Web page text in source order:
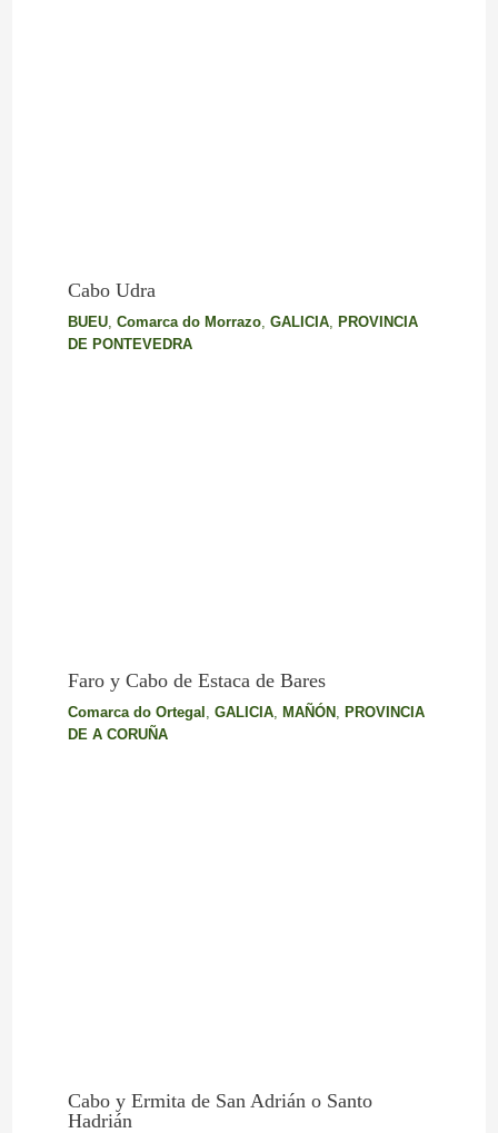
Cabo Udra
BUEU, Comarca do Morrazo, GALICIA, PROVINCIA
DE PONTEVEDRA
Faro y Cabo de Estaca de Bares
Comarca do Ortegal GALICIA, MAÑÓN
PROVINCIA
DE A CORUÑA
Cabo y Ermita de San Adrián o Santo
Hadrián